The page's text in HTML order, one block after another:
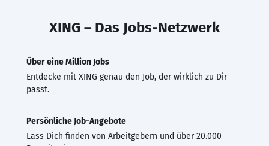
XING – Das Jobs-Netzwerk
Über eine Million Jobs
Entdecke mit XING genau den Job, der wirklich zu Dir
passt.
Persönliche Job-Angebote
Lass Dich finden von Arbeitgebern und über 20.000